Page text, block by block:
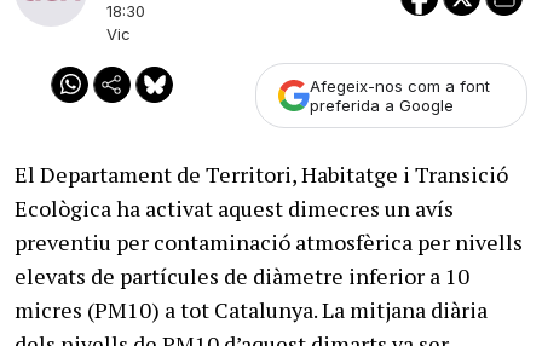
18:30
Vic
Afegeix-nos com a font
preferida a Google
El Departament de Territori, Habitatge i Transició
Ecològica ha activat aquest dimecres un avís
preventiu per contaminació atmosfèrica per nivells
elevats de partícules de diàmetre inferior a 10
micres (PM10) a tot Catalunya. La mitjana diària